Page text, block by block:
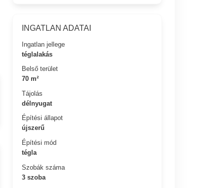
INGATLAN ADATAI
Ingatlan jellege
téglalakás
Belső terület
70 m²
Tájolás
délnyugat
Építési állapot
újszerű
Építési mód
tégla
Szobák száma
3 szoba